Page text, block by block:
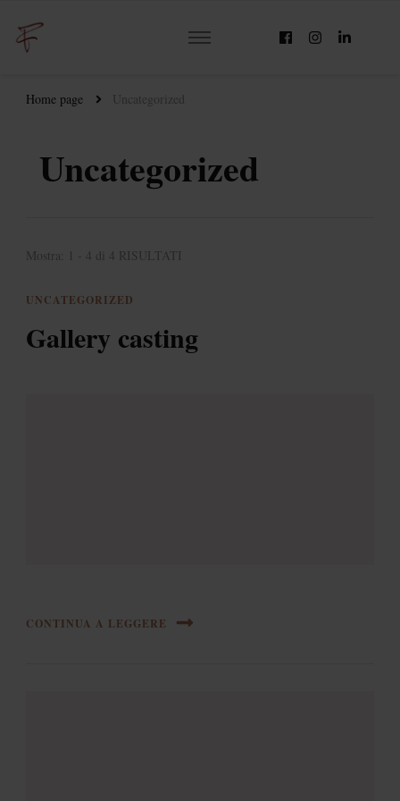
Home page Uncategorized
Uncategorized
Mostra: 1 - 4 di 4 RISULTATI
UNCATEGORIZED
Gallery casting
CONTINUA A LEGGERE